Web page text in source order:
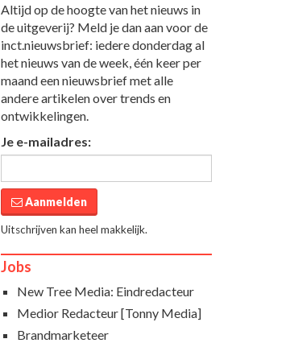
Altijd op de hoogte van het nieuws in
de uitgeverij? Meld je dan aan voor de
inct.nieuwsbrief: iedere donderdag al
het nieuws van de week, één keer per
maand een nieuwsbrief met alle
andere artikelen over trends en
ontwikkelingen.
Je e-mailadres:
Aanmelden
Uitschrijven kan heel makkelijk.
Jobs
New Tree Media: Eindredacteur
Medior Redacteur [Tonny Media]
Brandmarketeer